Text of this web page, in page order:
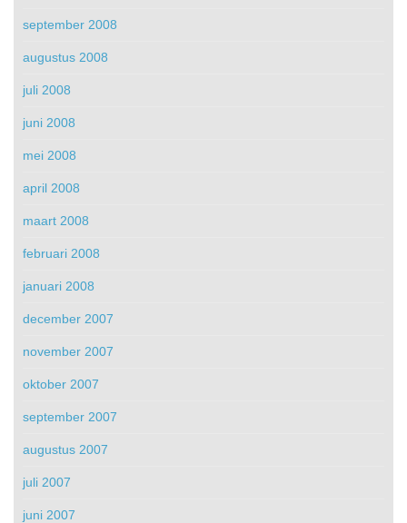
september 2008
augustus 2008
juli 2008
juni 2008
mei 2008
april 2008
maart 2008
februari 2008
januari 2008
december 2007
november 2007
oktober 2007
september 2007
augustus 2007
juli 2007
juni 2007